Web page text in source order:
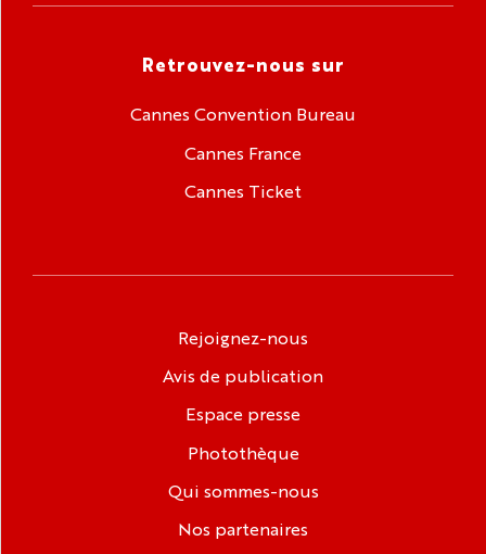
Retrouvez-nous sur
Cannes Convention Bureau
Cannes France
Cannes Ticket
Rejoignez-nous
Avis de publication
Espace presse
Photothèque
Qui sommes-nous
Nos partenaires